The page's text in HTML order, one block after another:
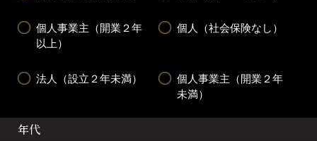
個人事業主（開業２年
以上）
個人（社会保険なし）
法人（設立２年未満）
個人事業主（開業２年
未満）
年代